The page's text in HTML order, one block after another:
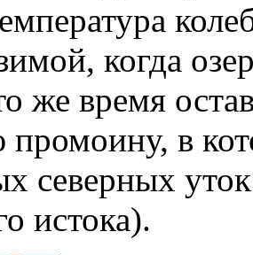
когда
же время
в
северных
истока).